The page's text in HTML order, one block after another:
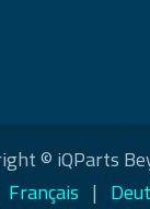
© iQParts
Français |